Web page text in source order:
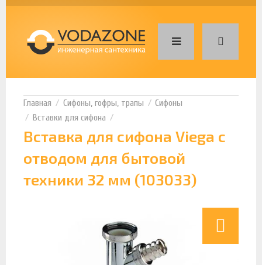
Сифоны, гофры, трапы
Сифоны
Вставки для сифона
Вставка для сифона Viega с
отводом для бытовой
техники 32 мм (103033)